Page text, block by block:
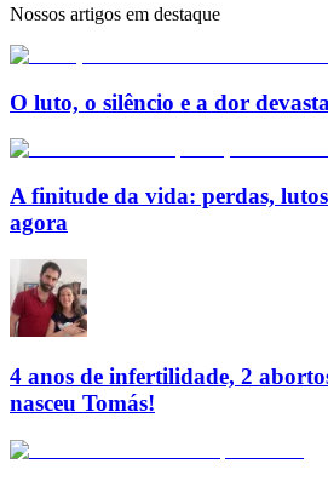
Nossos artigos em destaque
O luto, o silêncio e a dor
A finitude da vida: perdas,
agora
4 anos de infertilidade, 2
nasceu Tomás!